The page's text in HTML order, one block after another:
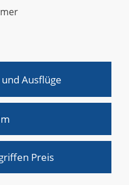
Ausflüge
Preis